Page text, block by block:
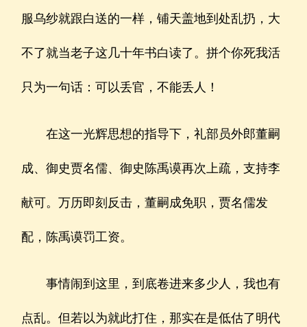
服乌纱就跟白送的一样，铺天盖地到处乱扔，大
不了就当老子这几十年书白读了。拼个你死我活
只为一句话：可以丢官，不能丢人！
在这一光辉思想的指导下，礼部员外郎董嗣
成、御史贾名儒、御史陈禹谟再次上疏，支持李
献可。万历即刻反击，董嗣成免职，贾名儒发
配，陈禹谟罚工资。
事情闹到这里，到底卷进来多少人，我也有
点乱。但若以为就此打住，那实在是低估了明代